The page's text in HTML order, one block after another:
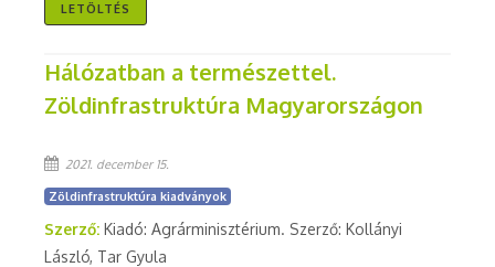
LETÖLTÉS
Hálózatban a természettel.
Zöldinfrastruktúra Magyarországon
2021. december 15.
Zöldinfrastruktúra kiadványok
Szerző: Kiadó: Agrárminisztérium. Szerző: Kollányi
László, Tar Gyula